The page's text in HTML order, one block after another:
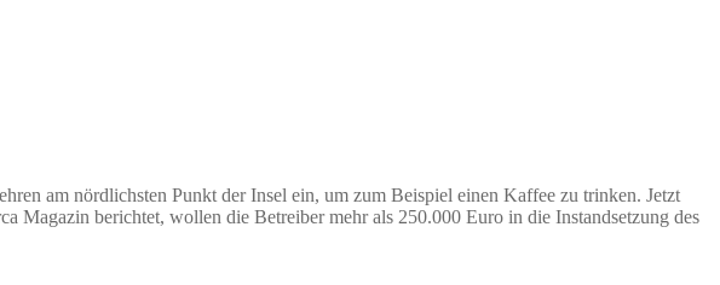
am nördlichsten Punkt der Insel ein, um zum Beispiel einen Kaffee zu trinken. Jetzt
berichtet, wollen die Betreiber mehr als 250.000 Euro in die Instandsetzung des